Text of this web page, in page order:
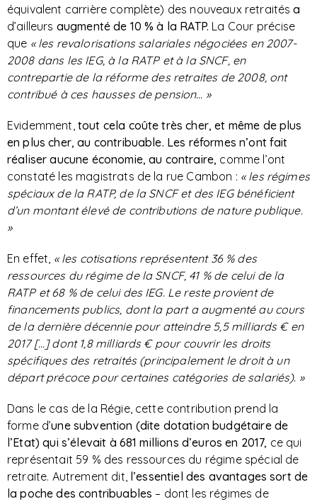
équivalent carrière complète) des nouveaux retraitésa
d’ailleurs augmenté de 10 % à la RATP. La Cour précise
que « les revalorisations salariales négociées en 2007-
2008 dans les IEG, à la RATP et à la SNCF, en
contrepartie de la réforme des retraites de 2008, ont
contribué à ces hausses de pension… »
Evidemment, tout cela coûte très cher, et même de plus
en plus cher, au contribuable. Les réformes n’ont fait
réaliser aucune économie, au contraire, comme l’ont
constaté les magistrats de la rue Cambon : « les régimes
spéciaux de la RATP, de la SNCF et des IEG bénéficient
d’un montant élevé de contributions de nature publique.
»
En effet, « les cotisations représentent 36 % des
ressources du régime de la SNCF, 41 % de celui de la
RATP et 68 % de celui des IEG. Le reste provient de
financements publics, dont la part a augmenté au cours
de la dernière décennie pour atteindre 5,5 milliards € en
2017 […] dont 1,8 milliards € pour couvrir les droits
spécifiques des retraités (principalement le droit à un
départ précoce pour certaines catégories de salariés). »
Dans le cas de la Régie, cette contribution prend la
forme d’une subvention (dite dotation budgétaire de
l’Etat) qui s’élevait à 681 millions d’euros en 2017, ce qui
représentait 59 % des ressources du régime spécial de
retraite. Autrement dit, l’essentiel des avantages sort de
la poche des contribuables – dont les régimes de